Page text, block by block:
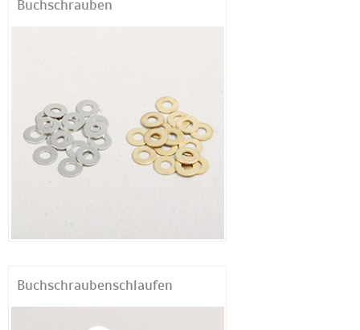
Buchschrauben
Buchschraubenschlaufen